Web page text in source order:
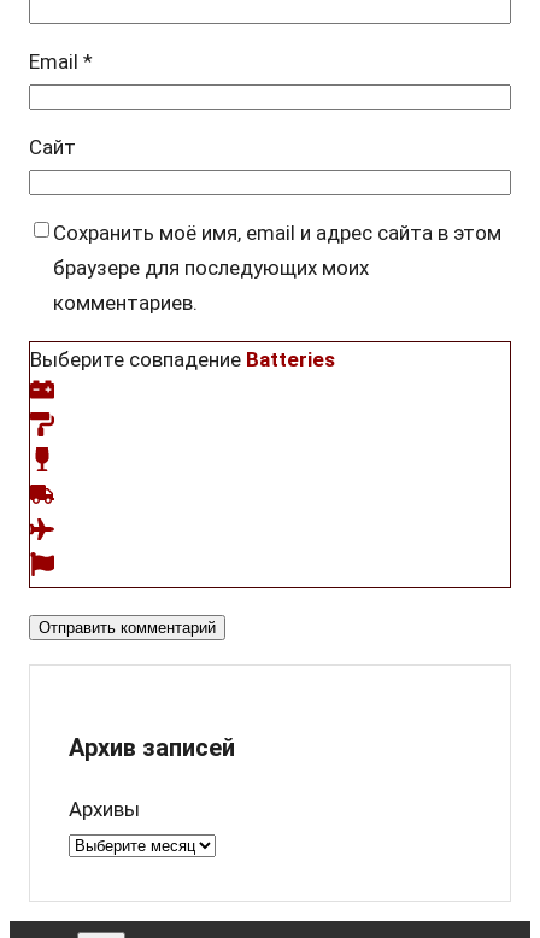
Email *
Сайт
Сохранить моё имя, email и адрес сайта в этом
браузере для последующих моих
комментариев.
Выберите совпадение Batteries
Архив записей
Архивы